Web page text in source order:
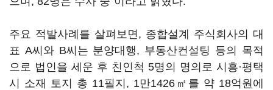
주요 적발사례를 살펴보면, 종합설계 주식회사의 대
표 A씨와 B씨는 분양대행, 부동산컨설팅 등의 목적
으로 법인을 세운 후 친인척 5명의 명의로 시흥·평택
시 소재 토지 총 11필지, 1만1426㎡를 약 18억원에